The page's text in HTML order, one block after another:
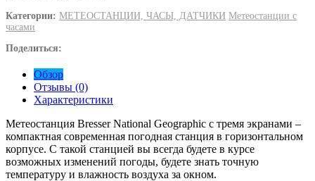
Категории: МЕТЕОСТАНЦИИ, ЧАСЫ, ДАТЧИКИ Метеостанции с
часами
Поделиться:
Обзор
Отзывы (0)
Характеристики
Метеостанция Bresser National Geographic с тремя экранами –
компактная современная погодная станция в горизонтальном
корпусе. С такой станцией вы всегда будете в курсе
возможных изменений погоды, будете знать точную
температуру и влажность воздуха за окном.